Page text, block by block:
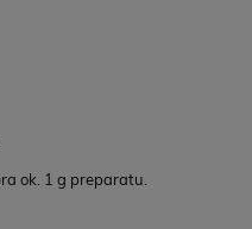
tłoczona na zimno
ok. 1 g preparatu.